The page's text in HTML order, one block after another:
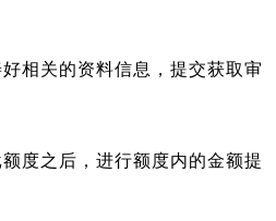
相关的资料信息，提交获取审
度之后，进行额度内的金额提